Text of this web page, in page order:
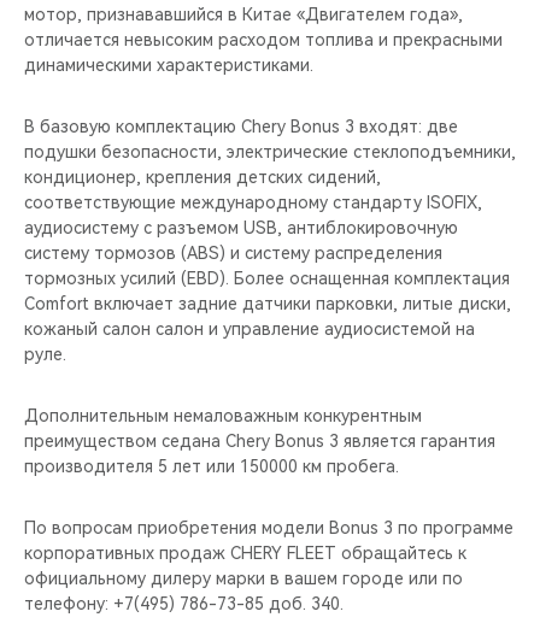
CHERY ДЛЯ ДЕТЕЙ
мотор, признававшийся в Китае «Двигателем года»,
отличается невысоким расходом топлива и прекрасными
динамическими характеристиками.
В базовую комплектацию Chery Bonus 3 входят: две
подушки безопасности, электрические стеклоподъемники,
кондиционер, крепления детских сидений,
соответствующие международному стандарту ISOFIX,
аудиосистему с разъемом USB, антиблокировочную
систему тормозов (ABS) и систему распределения
тормозных усилий (EBD). Более оснащенная комплектация
Comfort включает задние датчики парковки, литые диски,
кожаный салон салон и управление аудиосистемой на
руле.
Дополнительным немаловажным конкурентным
преимуществом седана Chery Bonus 3 является гарантия
производителя 5 лет или 150000 км пробега.
По вопросам приобретения модели Bonus 3 по программе
корпоративных продаж CHERY FLEET обращайтесь к
официальному дилеру марки в вашем городе или по
телефону: +7(495) 786-73-85 доб. 340.